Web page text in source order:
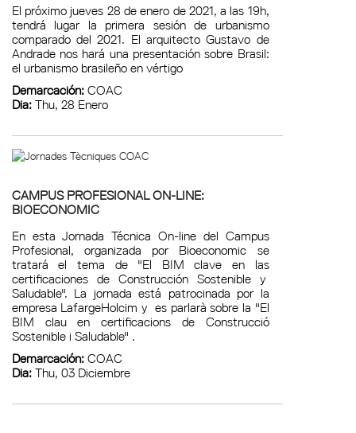
El próximo jueves 28 de enero de 2021, a las 19h,
tendrá lugar la primera sesión de urbanismo
comparado del 2021. El arquitecto Gustavo de
Andrade nos hará una presentación sobre Brasil:
el urbanismo brasileño en vértigo
Demarcación:COAC
Dia:Thu, 28 Enero
CAMPUS PROFESIONAL ON-LINE:
BIOECONOMIC
En esta Jornada Técnica On-line del Campus
Profesional, organizada por Bioeconomic se
tratará el tema de "El BIM clave en las
certificaciones de Construcción Sostenible y
Saludable". La jornada está patrocinada por la
empresa LafargeHolcim y es parlarà sobre la "El
BIM clau en certificacions de Construcció
Sostenible i Saludable" .
Demarcación:COAC
Dia:Thu, 03 Diciembre